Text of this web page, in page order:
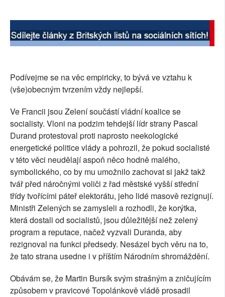
Podívejme se na věc empiricky, to bývá ve vztahu k
(vše)obecným tvrzením vždy nejlepší.
Ve Francii jsou Zelení součástí vládní koalice se
socialisty. Vloni na podzim tehdejší lídr strany Pascal
Durand protestoval proti naprosto neekologické
energetické politice vlády a pohrozil, že pokud socialisté
v této věci neudělají aspoň něco hodně malého,
symbolického, co by mu umožnilo zachovat si jakž takž
tvář před náročnými voliči z řad městské vyšší střední
třídy tvořícími páteř elektorátu, jeho lidé masově rezignují.
Ministři Zelených se zamysleli a rozhodli, že korýtka,
která dostali od socialistů, jsou důležitější než zelený
program a reputace, načež vyzvali Duranda, aby
rezignoval na funkci předsedy. Nesázel bych věru na to,
že tato strana usedne i v příštím Národním shromáždění.
Obávám se, že Martin Bursík svým strašným a zničujícím
způsobem v pravicové Topolánkově vládě prosadil